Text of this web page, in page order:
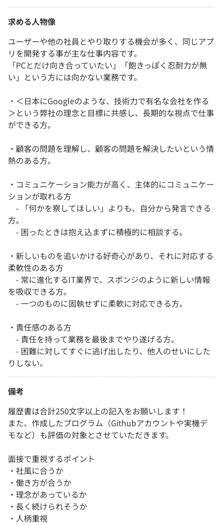
求める人物像
ユーザーや他の社員とやり取りする機会が多く、同じアプ
リを開発する事が主な仕事内容です。
「PCとだけ向き合っていたい」「飽きっぽく忍耐力が無
い」という方には向かない業務です。
・＜日本にGoogleのような、技術力で有名な会社を作る
＞という弊社の理念と目標に共感し、長期的な視点で仕事
ができる方。
・顧客の問題を理解し、顧客の問題を解決したいという情
熱のある方。
・コミュニケーション能力が高く、主体的にコミュニケー
ションが取れる方
- 「何かを察してほしい」よりも、自分から発言できる
方。
- 困ったときは抱え込まずに積極的に相談する。
・新しいものを追いかける好奇心があり、それに対応する
柔軟性のある方
- 常に進化するIT業界で、スポンジのように新しい情報
を吸収できる方。
- 一つのものに固執せずに柔軟に対応できる方。
・責任感のある方
- 責任を持って業務を最後までやり遂げる方。
- 困難に対してすぐに逃げ出したり、他人のせいにした
りしない。
備考
履歴書は合計250文字以上の記入をお願いします！
また、作成したプログラム（Githubアカウントや実機デ
モなど）も評価の対象とさせていただきます。
面接で重視するポイント
・社風に合うか
・働き方が合うか
・理念があっているか
・長く続けられそうか
・人柄重視